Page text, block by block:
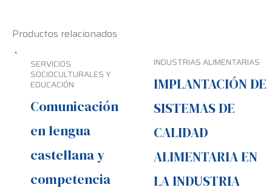
Productos relacionados
SERVICIOS
SOCIOCULTURALES Y
EDUCACIÓN
Comunicación
en lengua
castellana y
competencia
INDUSTRIAS ALIMENTARIAS
IMPLANTACIÓN DE
SISTEMAS DE
CALIDAD
ALIMENTARIA EN
LA INDUSTRIA